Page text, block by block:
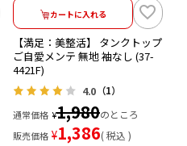
カートに入れる
【満足：美整活】 タンクトップ
ご自愛メンテ 無地 袖なし (37-
4421F)
4.0 （1）
通常価格 ¥1,980のところ
販売価格 ¥1,386 税込